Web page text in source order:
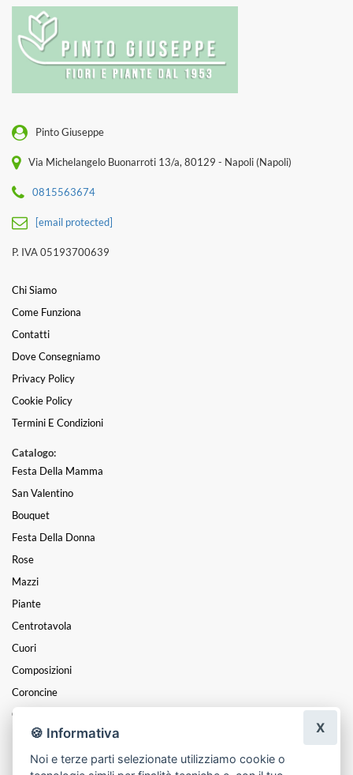
Pinto Giuseppe
Via Michelangelo Buonarroti 13/a, 80129 - Napoli (Napoli)
0815563674
[email protected]
P. IVA 05193700639
Chi Siamo
Come Funziona
Contatti
Dove Consegniamo
Privacy Policy
Cookie Policy
Termini E Condizioni
Catalogo:
Festa Della Mamma
San Valentino
Bouquet
Festa Della Donna
Rose
Mazzi
Piante
Centrotavola
Cuori
Composizioni
Coroncine
Cesti
Funebre
Natale
🍪 Informativa
Noi e terze parti selezionate utilizziamo cookie o
X